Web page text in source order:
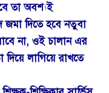
তা অবশ্যই
জমা দিতে হবে নতুবা
না, ওই চালান এর
লাগিয়ে রাখতে